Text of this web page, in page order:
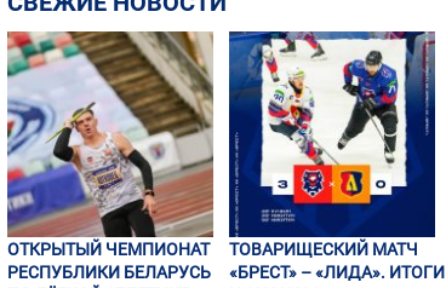
ОТКРЫТЫЙ ЧЕМПИОНАТ
РЕСПУБЛИКИ БЕЛАРУСЬ
ТОВАРИЩЕСКИЙ МАТЧ
«БРЕСТ» – «ЛИДА». ИТОГИ